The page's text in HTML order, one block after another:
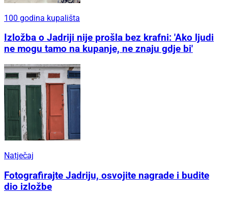
100 godina kupališta
Izložba o Jadriji nije prošla bez krafni: 'Ako ljudi
ne mogu tamo na kupanje, ne znaju gdje bi'
Natječaj
Fotografirajte Jadriju, osvojite nagrade i budite
dio izložbe